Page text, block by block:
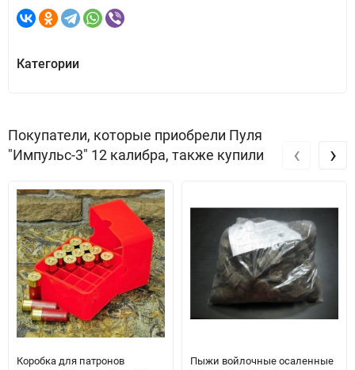
Категории
Покупатели, которые приобрели Пуля
"Импульс-3" 12 калибра, также купили
Коробка для патронов
Пыжи войлочные осаленные
‹ ›